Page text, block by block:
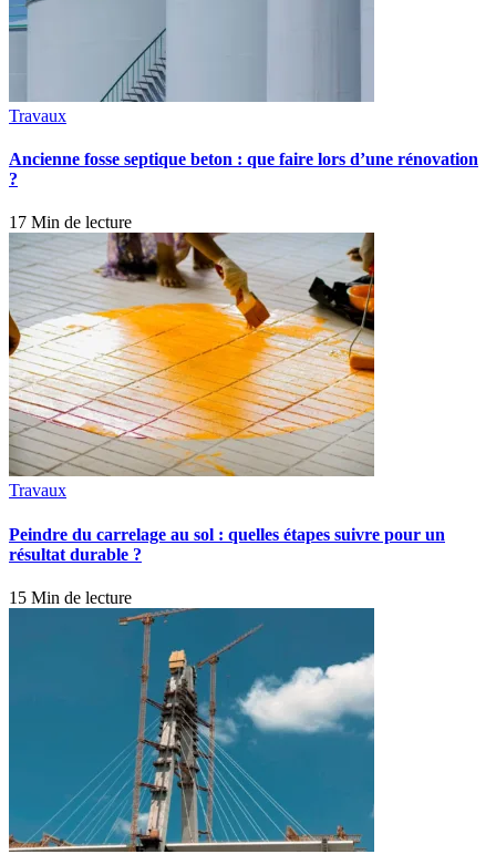
Travaux
Ancienne fosse septique beton : que faire lors d’une rénovation
?
17 Min de lecture
Travaux
Peindre du carrelage au sol : quelles étapes suivre pour un
résultat durable ?
15 Min de lecture